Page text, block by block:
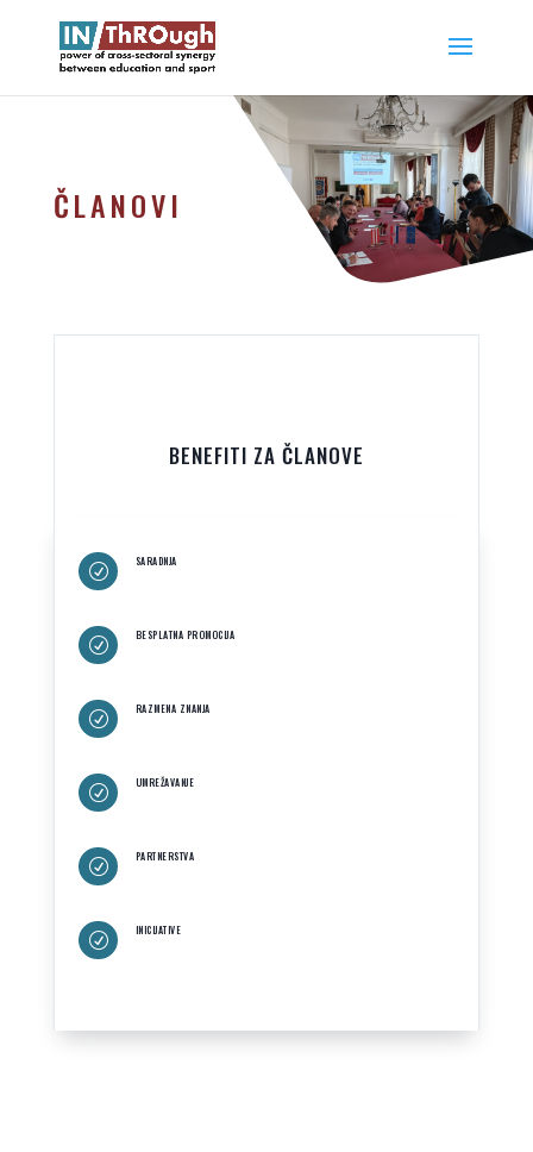
ČLANOVI
BENEFITI ZA ČLANOVE
R
SARADNJA
R
BESPLATNA PROMOCIJA
R
RAZMENA ZNANJA
R
UMREŽAVANJE
R
PARTNERSTVA
R
INICIJATIVE